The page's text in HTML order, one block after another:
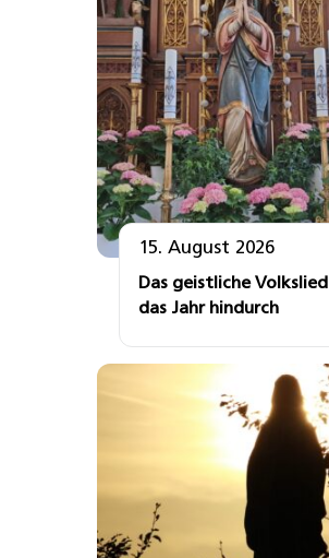
15. August 2026
Das geistliche Volkslied
das Jahr hindurch